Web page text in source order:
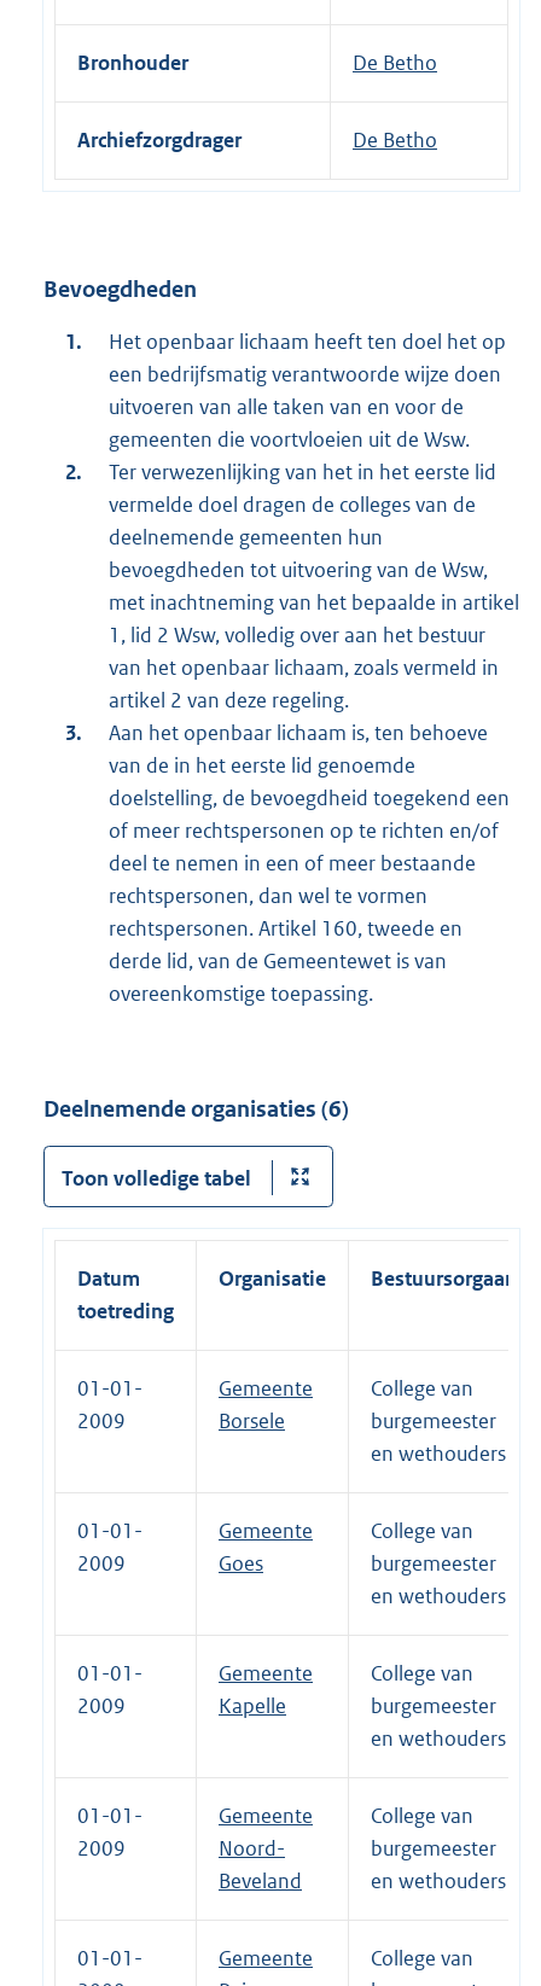
Bronhouder De Betho
Archiefzorgdrager De Betho
Bevoegdheden
Het openbaar lichaam heeft ten doel het op
een bedrijfsmatig verantwoorde wijze doen
uitvoeren van alle taken van en voor de
gemeenten die voortvloeien uit de Wsw.
Ter verwezenlijking van het in het eerste lid
vermelde doel dragen de colleges van de
deelnemende gemeenten hun
bevoegdheden tot uitvoering van de Wsw,
met inachtneming van het bepaalde in artikel
1, lid 2 Wsw, volledig over aan het bestuur
van het openbaar lichaam, zoals vermeld in
artikel 2 van deze regeling.
Aan het openbaar lichaam is, ten behoeve
van de in het eerste lid genoemde
doelstelling, de bevoegdheid toegekend een
of meer rechtspersonen op te richten en/of
deel te nemen in een of meer bestaande
rechtspersonen, dan wel te vormen
rechtspersonen. Artikel 160, tweede en
derde lid, van de Gemeentewet is van
overeenkomstige toepassing.
Deelnemende organisaties (6)
Toon volledige tabel
Datum
toetreding
Organisatie Bestuursorgaan
01-01-
2009
Gemeente
Borsele
College van
burgemeester
en wethouders
01-01-
2009
Gemeente
Goes
College van
burgemeester
en wethouders
01-01-
2009
Gemeente
Kapelle
College van
burgemeester
en wethouders
01-01-
2009
Gemeente
Noord-
Beveland
College van
burgemeester
en wethouders
01-01-
Gemeente
College van